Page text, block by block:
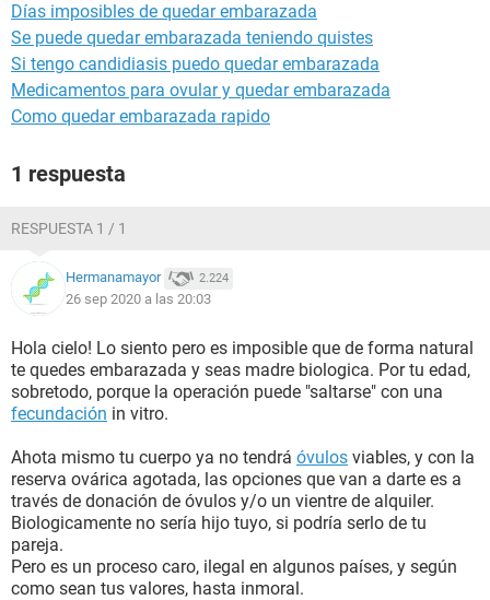
Días imposibles de quedar embarazada
Se puede quedar embarazada teniendo quistes
Si tengo candidiasis puedo quedar embarazada
Medicamentos para ovular y quedar embarazada
Como quedar embarazada rapido
1 respuesta
RESPUESTA 1 / 1
Hermanamayor 2.224
26 sep 2020 a las 20:03
Hola cielo! Lo siento pero es imposible que de forma natural
te quedes embarazada y seas madre biologica. Por tu edad,
sobretodo, porque la operación puede "saltarse" con una
fecundación in vitro.
Ahota mismo tu cuerpo ya no tendrá óvulos viables, y con la
reserva ovárica agotada, las opciones que van a darte es a
través de donación de óvulos y/o un vientre de alquiler.
Biologicamente no sería hijo tuyo, si podría serlo de tu
pareja.
Pero es un proceso caro, ilegal en algunos países, y según
como sean tus valores, hasta inmoral.